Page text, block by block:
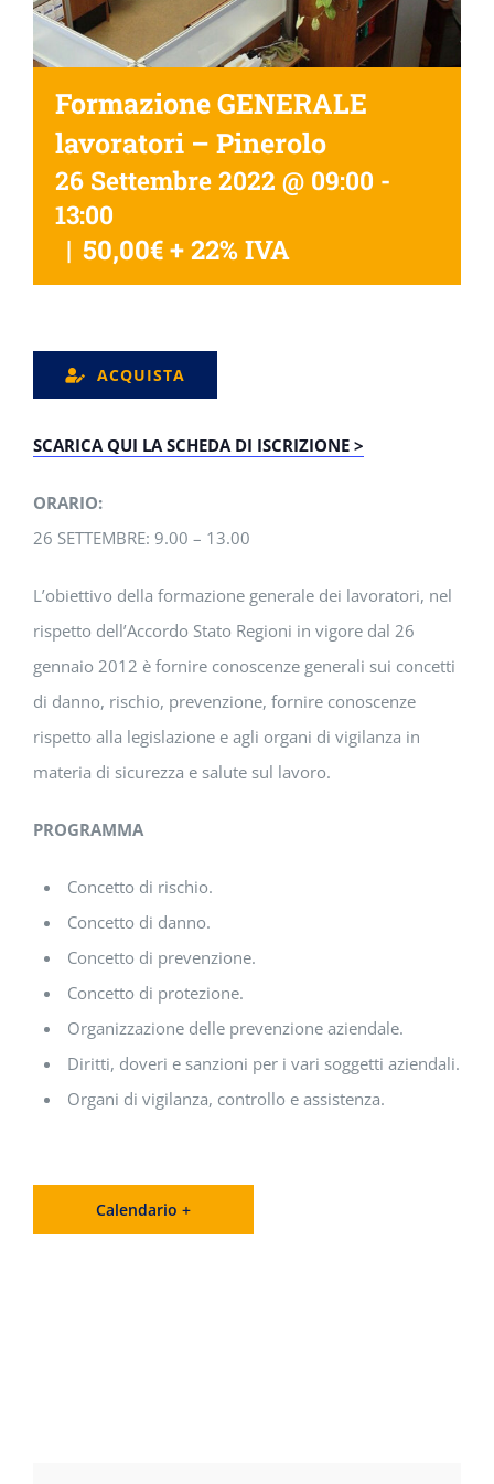
Formazione GENERALE
lavoratori – Pinerolo
26 Settembre 2022 @ 09:00 -
13:00
| 50,00€ + 22% IVA
ACQUISTA
SCARICA QUI LA SCHEDA DI ISCRIZIONE >
ORARIO:
26 SETTEMBRE: 9.00 – 13.00
L’obiettivo della formazione generale dei lavoratori, nel
rispetto dell’Accordo Stato Regioni in vigore dal 26
gennaio 2012 è fornire conoscenze generali sui concetti
di danno, rischio, prevenzione, fornire conoscenze
rispetto alla legislazione e agli organi di vigilanza in
materia di sicurezza e salute sul lavoro.
PROGRAMMA
Concetto di rischio.
Concetto di danno.
Concetto di prevenzione.
Concetto di protezione.
Organizzazione delle prevenzione aziendale.
Diritti, doveri e sanzioni per i vari soggetti aziendali.
Organi di vigilanza, controllo e assistenza.
Calendario +